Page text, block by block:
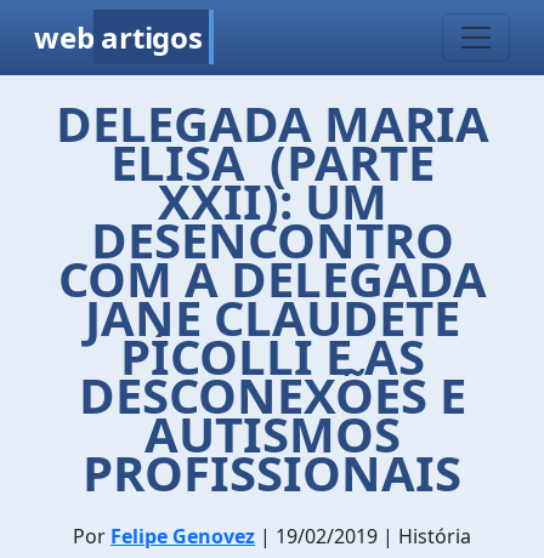
web artigos
DELEGADA MARIA
ELISA (PARTE
XXII): UM
DESENCONTRO
COM A DELEGADA
JANE CLAUDETE
PÍCOLLI E AS
DESCONEXÕES E
AUTISMOS
PROFISSIONAIS
Por Felipe Genovez | 19/02/2019 | História